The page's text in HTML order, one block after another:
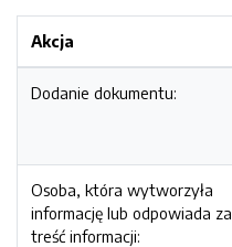
Akcja
Dodanie dokumentu:
Osoba, która wytworzyła
informację lub odpowiada za
treść informacji: